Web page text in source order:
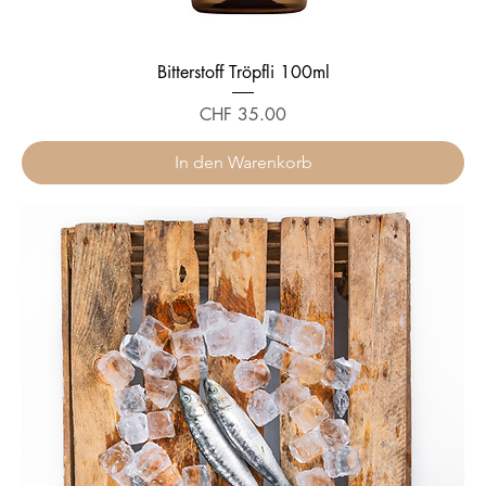
Bitterstoff Tröpfli 100ml
Preis
CHF 35.00
In den Warenkorb